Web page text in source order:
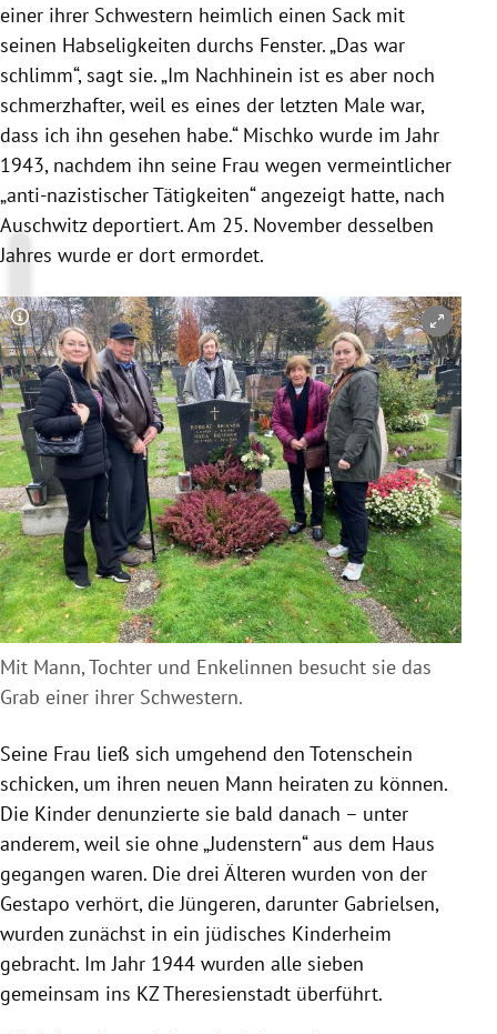
einer ihrer Schwestern heimlich einen Sack mit
seinen Habseligkeiten durchs Fenster. „Das war
schlimm“, sagt sie. „Im Nachhinein ist es aber noch
schmerzhafter, weil es eines der letzten Male war,
dass ich ihn gesehen habe.“ Mischko wurde im Jahr
1943, nachdem ihn seine Frau wegen vermeintlicher
„anti-nazistischer Tätigkeiten“ angezeigt hatte, nach
Auschwitz deportiert. Am 25. November desselben
Jahres wurde er dort ermordet.
Copyright-Hinweis öffnen/schließen
Mit Mann, Tochter und Enkelinnen besucht sie das
Grab einer ihrer Schwestern.
Seine Frau ließ sich umgehend den Totenschein
schicken, um ihren neuen Mann heiraten zu können.
Die Kinder denunzierte sie bald danach – unter
anderem, weil sie ohne „Judenstern“ aus dem Haus
gegangen waren. Die drei Älteren wurden von der
Gestapo verhört, die Jüngeren, darunter Gabrielsen,
wurden zunächst in ein jüdisches Kinderheim
gebracht. Im Jahr 1944 wurden alle sieben
gemeinsam ins KZ Theresienstadt überführt.